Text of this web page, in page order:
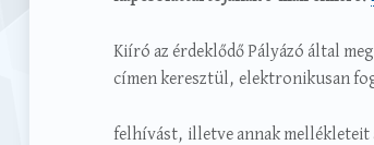
Kiíró az érdeklődő Pályázó által
címen keresztül, elektronikusan
felhívást, illetve annak mellékleteit